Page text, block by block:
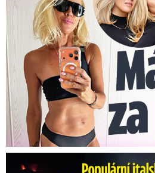
Erupce sicilské sopky Etny: Ruší